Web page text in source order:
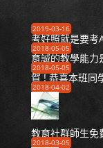
2019-03-16
考好照就是要考
2018-05-05
育誠的教學能力
2018-05-05
賀 ! 恭喜本班同
2018-04-02
教育社群師生免
2018-03-05